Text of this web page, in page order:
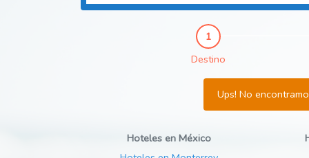
Destino
Ups! No
Hoteles en México